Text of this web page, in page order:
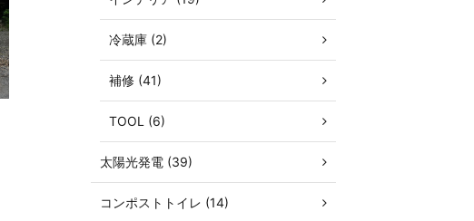
冷蔵庫 (2)
補修 (41)
TOOL (6)
太陽光発電 (39)
コンポストトイレ (14)